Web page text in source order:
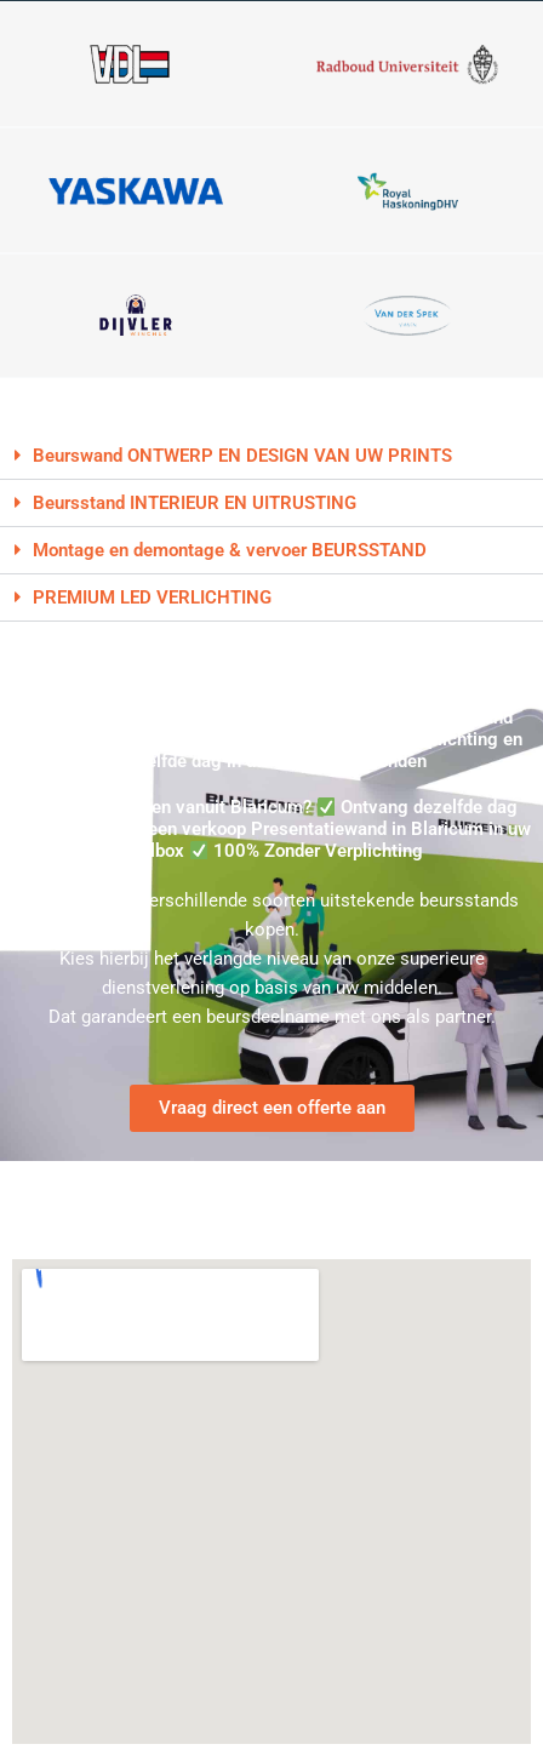
Beurswand ONTWERP EN DESIGN VAN UW PRINTS
Beursstand INTERIEUR EN UITRUSTING
Montage en demontage & vervoer BEURSSTAND
PREMIUM LED VERLICHTING
Koop Beurswand Blaricum - Direct uw Gekochte Beurswand
Offerte in Blaricum aanvragen ★ 100% Zonder Verplichting en
dezelfde dag in uw mailbox verzonden
Beurswand Kopen vanuit Blaricum?
Ontvang dezelfde dag
een Offerte voor een verkoop Presentatiewand in Blaricum in uw
mailbox
100% Zonder Verplichting
U kunt bij ons verschillende soorten uitstekende beursstands
kopen.
Kies hierbij het verlangde niveau van onze superieure
dienstverlening op basis van uw middelen.
Dat garandeert een beursdeelname met ons als partner.
Vraag direct een offerte aan